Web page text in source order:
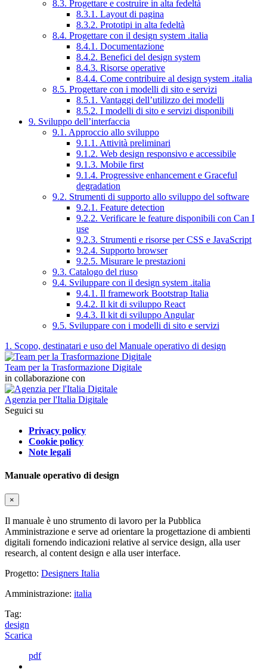
8.3. Progettare e costruire in alta fedeltà
8.3.1. Layout di pagina
8.3.2. Prototipi in alta fedeltà
8.4. Progettare con il design system .italia
8.4.1. Documentazione
8.4.2. Benefici del design system
8.4.3. Risorse operative
8.4.4. Come contribuire al design system .italia
8.5. Progettare con i modelli di sito e servizi
8.5.1. Vantaggi dell’utilizzo dei modelli
8.5.2. I modelli di sito e servizi disponibili
9. Sviluppo dell’interfaccia
9.1. Approccio allo sviluppo
9.1.1. Attività preliminari
9.1.2. Web design responsivo e accessibile
9.1.3. Mobile first
9.1.4. Progressive enhancement e Graceful
degradation
9.2. Strumenti di supporto allo sviluppo del software
9.2.1. Feature detection
9.2.2. Verificare le feature disponibili con Can I
use
9.2.3. Strumenti e risorse per CSS e JavaScript
9.2.4. Supporto browser
9.2.5. Misurare le prestazioni
9.3. Catalogo del riuso
9.4. Sviluppare con il design system .italia
9.4.1. Il framework Bootstrap Italia
9.4.2. Il kit di sviluppo React
9.4.3. Il kit di sviluppo Angular
9.5. Sviluppare con i modelli di sito e servizi
1. Scopo, destinatari e uso del Manuale operativo di design
Team per la Trasformazione Digitale
in collaborazione con
Agenzia per l'Italia Digitale
Seguici su
Privacy policy
Cookie policy
Note legali
Manuale operativo di design
×
Il manuale è uno strumento di lavoro per la Pubblica
Amministrazione e serve ad orientare la progettazione di ambienti
digitali fornendo indicazioni relative al service design, alla user
research, al content design e alla user interface.
Progetto: Designers Italia
Amministrazione: italia
Tag:
design
Scarica
pdf